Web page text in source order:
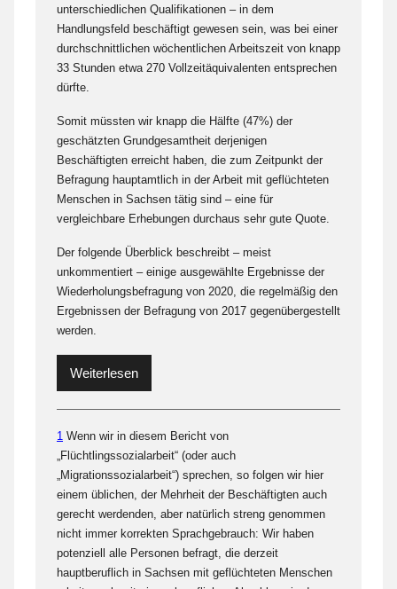
unterschiedlichen Qualifikationen – in dem
Handlungsfeld beschäftigt gewesen sein, was bei einer
durchschnittlichen wöchentlichen Arbeitszeit von knapp
33 Stunden etwa 270 Vollzeitäquivalenten entsprechen
dürfte.
Somit müssten wir knapp die Hälfte (47%) der
geschätzten Grundgesamtheit derjenigen
Beschäftigten erreicht haben, die zum Zeitpunkt der
Befragung hauptamtlich in der Arbeit mit geflüchteten
Menschen in Sachsen tätig sind – eine für
vergleichbare Erhebungen durchaus sehr gute Quote.
Der folgende Überblick beschreibt – meist
unkommentiert – einige ausgewählte Ergebnisse der
Wiederholungsbefragung von 2020, die regelmäßig den
Ergebnissen der Befragung von 2017 gegenübergestellt
werden.
Weiterlesen
1 Wenn wir in diesem Bericht von
„Flüchtlingssozialarbeit“ (oder auch
„Migrationssozialarbeit“) sprechen, so folgen wir hier
einem üblichen, der Mehrheit der Beschäftigten auch
gerecht werdenden, aber natürlich streng genommen
nicht immer korrekten Sprachgebrauch: Wir haben
potenziell alle Personen befragt, die derzeit
hauptberuflich in Sachsen mit geflüchteten Menschen